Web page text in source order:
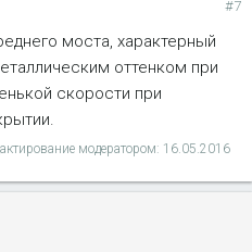
#7
моста, характерный
оттенком при
скорости при
модератором: 16.05.2016